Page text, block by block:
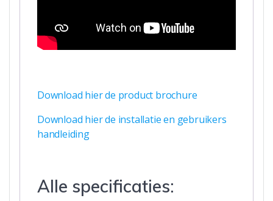
Download hier de product brochure
Download hier de installatie en gebruikers
handleiding
Alle specificaties: